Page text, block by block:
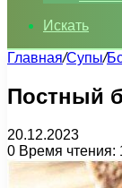
Искать
Главная/Супы/
Постный
20.12.2023
0 Время чтения: